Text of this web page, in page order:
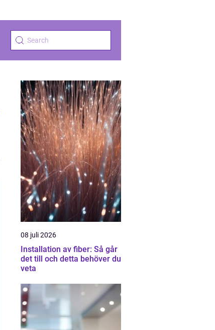
08 juli 2026
Installation av fiber: Så går
det till och detta behöver du
veta